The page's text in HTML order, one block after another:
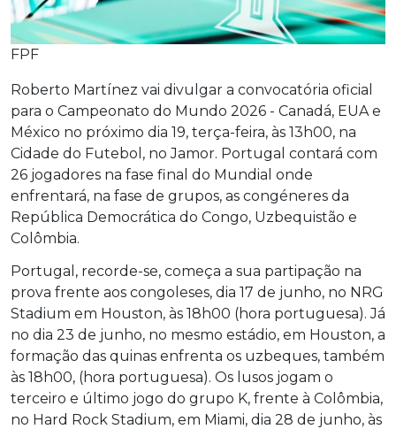
FPF
Roberto Martínez vai divulgar a convocatória oficial
para o Campeonato do Mundo 2026 - Canadá, EUA e
México no próximo dia 19, terça-feira, às 13h00, na
Cidade do Futebol, no Jamor. Portugal contará com
26 jogadores na fase final do Mundial onde
enfrentará, na fase de grupos, as congéneres da
República Democrática do Congo, Uzbequistão e
Colômbia.
Portugal, recorde-se, começa a sua partipação na
prova frente aos congoleses, dia 17 de junho, no NRG
Stadium em Houston, às 18h00 (hora portuguesa). Já
no dia 23 de junho, no mesmo estádio, em Houston, a
formação das quinas enfrenta os uzbeques, também
às 18h00, (hora portuguesa). Os lusos jogam o
terceiro e último jogo do grupo K, frente à Colômbia,
no Hard Rock Stadium, em Miami, dia 28 de junho, às